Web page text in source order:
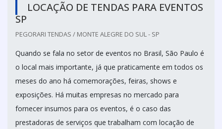
LOCAÇÃO DE TENDAS PARA EVENTOS
SP
PEGORARI TENDAS / MONTE ALEGRE DO SUL - SP
Quando se fala no setor de eventos no Brasil, São Paulo é
o local mais importante, já que praticamente em todos os
meses do ano há comemorações, feiras, shows e
exposições. Há muitas empresas no mercado para
fornecer insumos para os eventos, é o caso das
prestadoras de serviços que trabalham com locação de